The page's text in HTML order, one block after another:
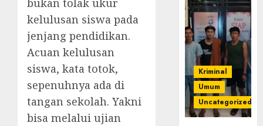
bukan tolak ukur
kelulusan siswa pada
jenjang pendidikan.
Acuan kelulusan
siswa, kata totok,
sepenuhnya ada di
tangan sekolah. Yakni
bisa melalui ujian
Kriminal
Umum
Uncategorized